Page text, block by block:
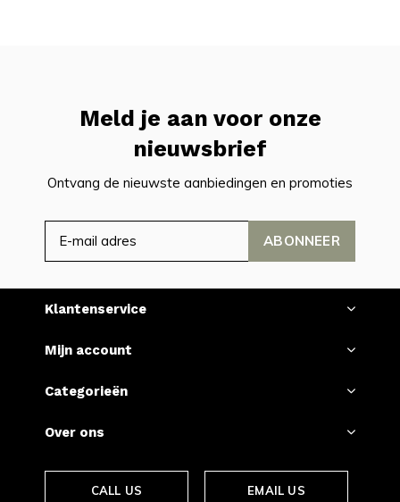
Meld je aan voor onze
nieuwsbrief
Ontvang de nieuwste aanbiedingen en promoties
ABONNEER
Klantenservice
Mijn account
Categorieën
Over ons
CALL US EMAIL US